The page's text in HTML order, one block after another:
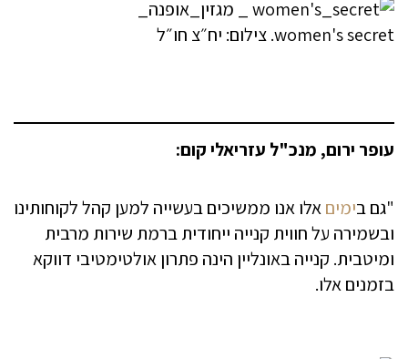
women's secret. צילום: יח״צ חו״ל
עופר ירום, מנכ"ל עזריאלי קום:
"גם בימיםאלו אנו ממשיכים בעשייה למען קהל לקוחותינו
ובשמירה על חווית קנייה ייחודית ברמת שירות מרבית
ומיטבית. קנייה באונליין הינה פתרון אולטימטיבי דווקא
בזמנים אלו.